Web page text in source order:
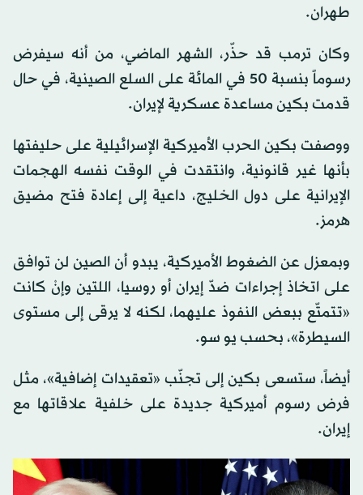
طهران.
وكان ترمب قد حذّر، الشهر الماضي، من أنه سيفرض
رسوماً بنسبة 50 في المائة على السلع الصينية، في حال
قدمت بكين مساعدة عسكرية لإيران.
ووصفت بكين الحرب الأميركية الإسرائيلية على حليفتها
بأنها غير قانونية، وانتقدت في الوقت نفسه الهجمات
الإيرانية على دول الخليج، داعية إلى إعادة فتح مضيق
هرمز.
وبمعزل عن الضغوط الأميركية، يبدو أن الصين لن توافق
على اتخاذ إجراءات ضدّ إيران أو روسيا، اللتين وإنْ كانت
«تتمتّع ببعض النفوذ عليهما، لكنه لا يرقى إلى مستوى
السيطرة»، بحسب يو سو.
أيضاً، ستسعى بكين إلى تجنّب «تعقيدات إضافية»، مثل
فرض رسوم أميركية جديدة على خلفية علاقاتها مع
إيران.